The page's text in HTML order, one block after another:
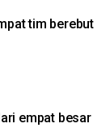
tim berebut
empat besar